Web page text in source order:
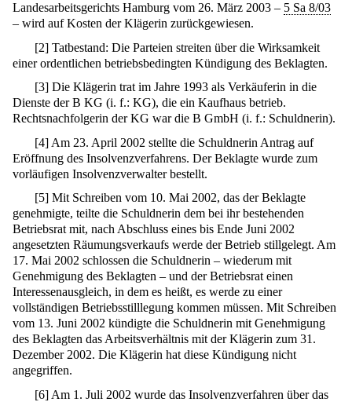
Landesarbeitsgerichts Hamburg vom 26. März 2003 – 5 Sa 8/03
– wird auf Kosten der Klägerin zurückgewiesen.
[2] Tatbestand: Die Parteien streiten über die Wirksamkeit
einer ordentlichen betriebsbedingten Kündigung des Beklagten.
[3] Die Klägerin trat im Jahre 1993 als Verkäuferin in die
Dienste der B KG (i. f.: KG), die ein Kaufhaus betrieb.
Rechtsnachfolgerin der KG war die B GmbH (i. f.: Schuldnerin).
[4] Am 23. April 2002 stellte die Schuldnerin Antrag auf
Eröffnung des Insolvenzverfahrens. Der Beklagte wurde zum
vorläufigen Insolvenzverwalter bestellt.
[5] Mit Schreiben vom 10. Mai 2002, das der Beklagte
genehmigte, teilte die Schuldnerin dem bei ihr bestehenden
Betriebsrat mit, nach Abschluss eines bis Ende Juni 2002
angesetzten Räumungsverkaufs werde der Betrieb stillgelegt. Am
17. Mai 2002 schlossen die Schuldnerin – wiederum mit
Genehmigung des Beklagten – und der Betriebsrat einen
Interessenausgleich, in dem es heißt, es werde zu einer
vollständigen Betriebsstilllegung kommen müssen. Mit Schreiben
vom 13. Juni 2002 kündigte die Schuldnerin mit Genehmigung
des Beklagten das Arbeitsverhältnis mit der Klägerin zum 31.
Dezember 2002. Die Klägerin hat diese Kündigung nicht
angegriffen.
[6] Am 1. Juli 2002 wurde das Insolvenzverfahren über das